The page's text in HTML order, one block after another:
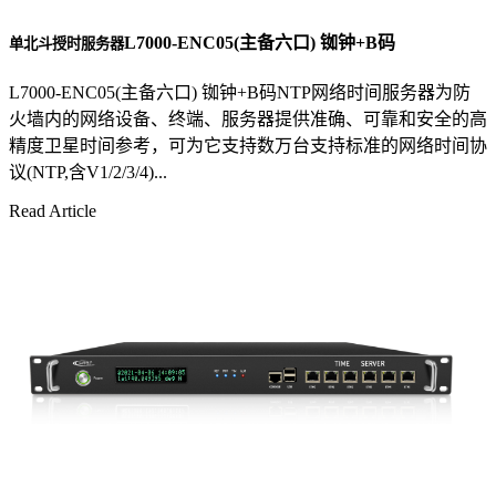
单北斗授时服务器L7000-ENC05(主备六口) 铷钟+B码
L7000-ENC05(主备六口) 铷钟+B码NTP网络时间服务器为防
火墙内的网络设备、终端、服务器提供准确、可靠和安全的高
精度卫星时间参考，可为它支持数万台支持标准的网络时间协
议(NTP,含V1/2/3/4)...
Read Article